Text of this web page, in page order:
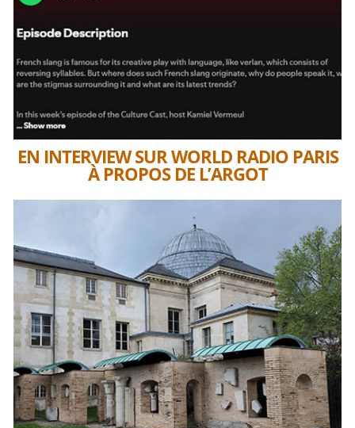
EN INTERVIEW SUR WORLD RADIO PARIS
À PROPOS DE L’ARGOT